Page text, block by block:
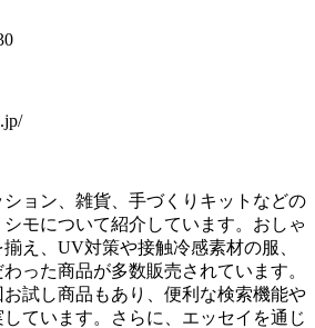
ョン、雑貨、手づくりキットなどの
モについて紹介しています。おしゃ
え、UV対策や接触冷感素材の服、
った商品が多数販売されています。
試し商品もあり、便利な検索機能や
ています。さらに、エッセイを通じ